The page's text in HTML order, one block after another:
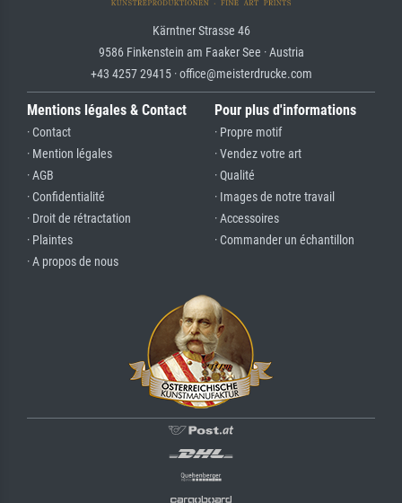
Kärntner Strasse 46
9586 Finkenstein am Faaker See · Austria
+43 4257 29415 · office@meisterdrucke.com
Mentions légales & Contact
· Contact
· Mention légales
· AGB
· Confidentialité
· Droit de rétractation
· Plaintes
· A propos de nous
Pour plus d'informations
· Propre motif
· Vendez votre art
· Qualité
· Images de notre travail
· Accessoires
· Commander un échantillon